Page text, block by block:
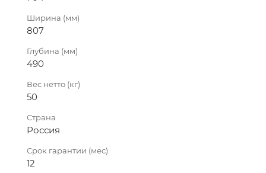
Ширина (мм)
807
Глубина (мм)
490
Вес нетто (кг)
50
Страна
Россия
Срок гарантии (мес)
12